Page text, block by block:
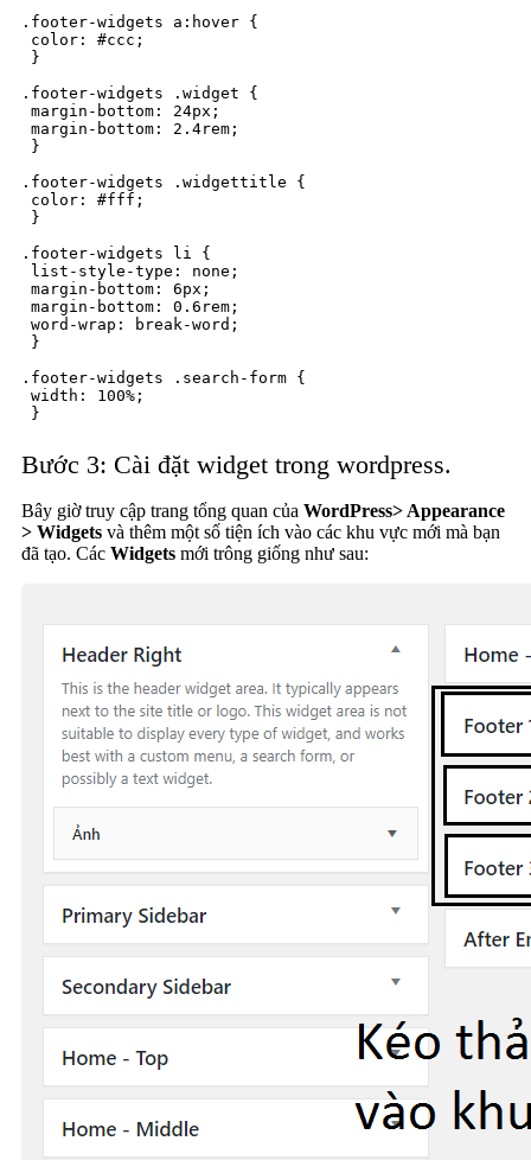
.footer-widgets a:hover {
color: #ccc;
}
.footer-widgets .widget {
margin-bottom: 24px;
margin-bottom: 2.4rem;
}
.footer-widgets .widgettitle {
color: #fff;
}
.footer-widgets li {
list-style-type: none;
margin-bottom: 6px;
margin-bottom: 0.6rem;
word-wrap: break-word;
}
.footer-widgets .search-form {
width: 100%;
}
Bước 3: Cài đặt widget trong wordpress.
Bây giờ truy cập trang tổng quan của WordPress> Appearance
> Widgets và thêm một số tiện ích vào các khu vực mới mà bạn
đã tạo. Các Widgets mới trông giống như sau: